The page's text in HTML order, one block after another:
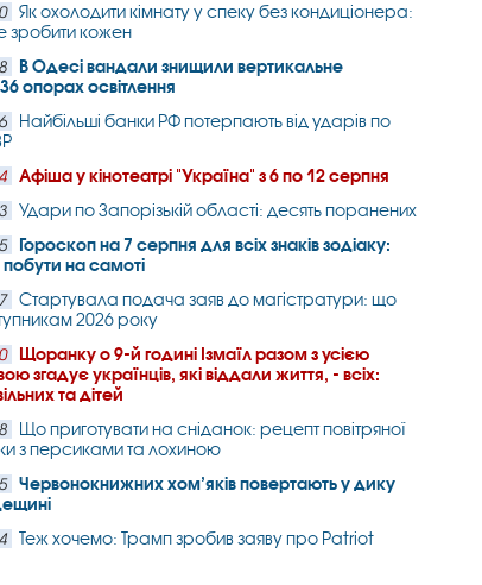
Як охолодити кімнату у спеку без кондиціонера:
зробити кожен
В Одесі вандали знищили вертикальне
опорах освітлення
Найбільші банки РФ потерпають від ударів по
Афіша у кінотеатрі "Україна" з 6 по 12 серпня
Удари по Запорізькій області: десять поранених
Гороскоп на 7 серпня для всіх знаків зодіаку:
на самоті
Стартувала подача заяв до магістратури: що
2026 року
Щоранку о 9-й годині Ізмаїл разом з усією
згадує українців, які віддали життя, - всіх:
та дітей
Що приготувати на сніданок: рецепт повітряної
з персиками та лохиною
Червонокнижних хом’яків повертають у дику
Теж хочемо: Трамп зробив заяву про Patriot